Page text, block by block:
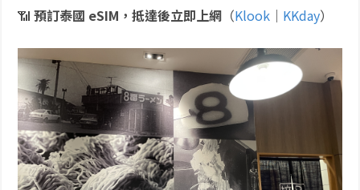
📶 預訂泰國 eSIM，抵達後立即上網 （Klook ｜ KKday）